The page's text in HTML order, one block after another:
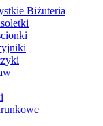
Biżuteria